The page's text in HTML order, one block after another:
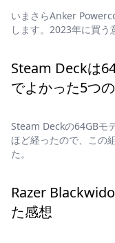
いまさらAnker
します。2023年に買う
Steam Deckは
でよかった5つ
Steam Deckの64GBモ
ほど経ったので、この
た。
Razer
た感想